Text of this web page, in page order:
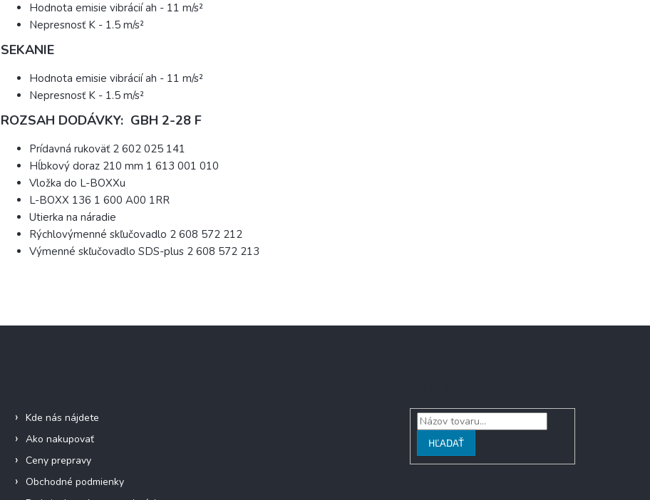
Hodnota emisie vibrácií ah - 11 m/s²
Nepresnosť K - 1.5 m/s²
SEKANIE
Hodnota emisie vibrácií ah - 11 m/s²
Nepresnosť K - 1.5 m/s²
ROZSAH DODÁVKY: GBH 2-28 F
Prídavná rukoväť 2 602 025 141
Hĺbkový doraz 210 mm 1 613 001 010
Vložka do L-BOXXu
L-BOXX 136 1 600 A00 1RR
Utierka na náradie
Rýchlovýmenné skľučovadlo 2 608 572 212
Výmenné skľučovadlo SDS-plus 2 608 572 213
Kde nás nájdete
Ako nakupovať
Ceny prepravy
Obchodné podmienky
HĽADAŤ